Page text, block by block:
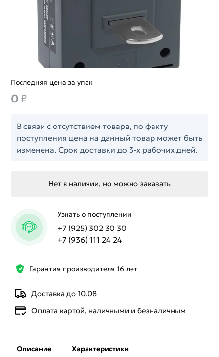
Гарантия производителя 16 лет
Доставка до 10.08
Оплата картой, наличными и безналичным
Последняя цена за упак
0 ₽
В связи с отсутствием товара, по факту
поступления цена на данный товар может быть
изменена. Срок доставки до 3-х рабочих дней.
Нет в наличии, но можно заказать
Узнать о поступлении
+7 (925) 302 30 30
+7 (936) 111 24 24
Описание Характеристики